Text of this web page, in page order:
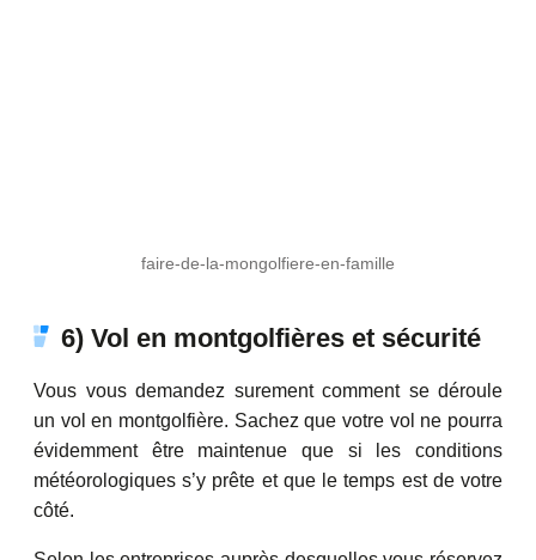
faire-de-la-mongolfiere-en-famille
6) Vol en montgolfières et sécurité
Vous vous demandez surement comment se déroule
un vol en montgolfière. Sachez que votre vol ne pourra
évidemment être maintenue que si les conditions
météorologiques s’y prête et que le temps est de votre
côté.